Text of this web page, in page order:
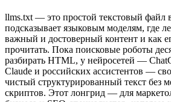
llms.txt — это простой текстовый файл
подсказывает языковым моделям, где
важный и достоверный контент и как
прочитать. Пока поисковые роботы
разбирать HTML, у нейросетей —
Claude и российских ассистентов —
чистый структурированный текст без
скриптов. Этот лонгрид — для